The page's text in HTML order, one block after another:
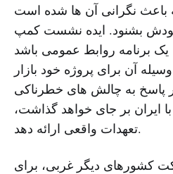
باعث نگرانی آن ها شده است
خودش بشنود. ایده نشست کمپ
یک برنامه روابط عمومی باشد
آن برای پروژه خود بازار
پاسخ به چالش های خطرناکی
ایران بر جای خواهد گذاشت،
تعهدات واقعی ارائه دهد.
کشورهای دیگر غربی، برای